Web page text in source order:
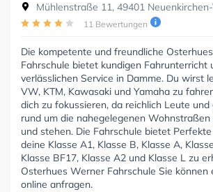
Mühlenstraße 11, 49401
11 Bewertungen
Die kompetente und freundliche
Fahrschule bietet kundigen Fahrunterricht
verlässlichen Service in Damme. Du wirst
VW, KTM, Kawasaki und Yamaha zu
dich zu fokussieren, da reichlich Leute
rund um die nahegelegenen
und stehen. Die Fahrschule bietet
deine Klasse A1, Klasse B, Klasse A,
Klasse BF17, Klasse A2 und Klasse L zu
Osterhues Werner Fahrschule Sie können
online anfragen.